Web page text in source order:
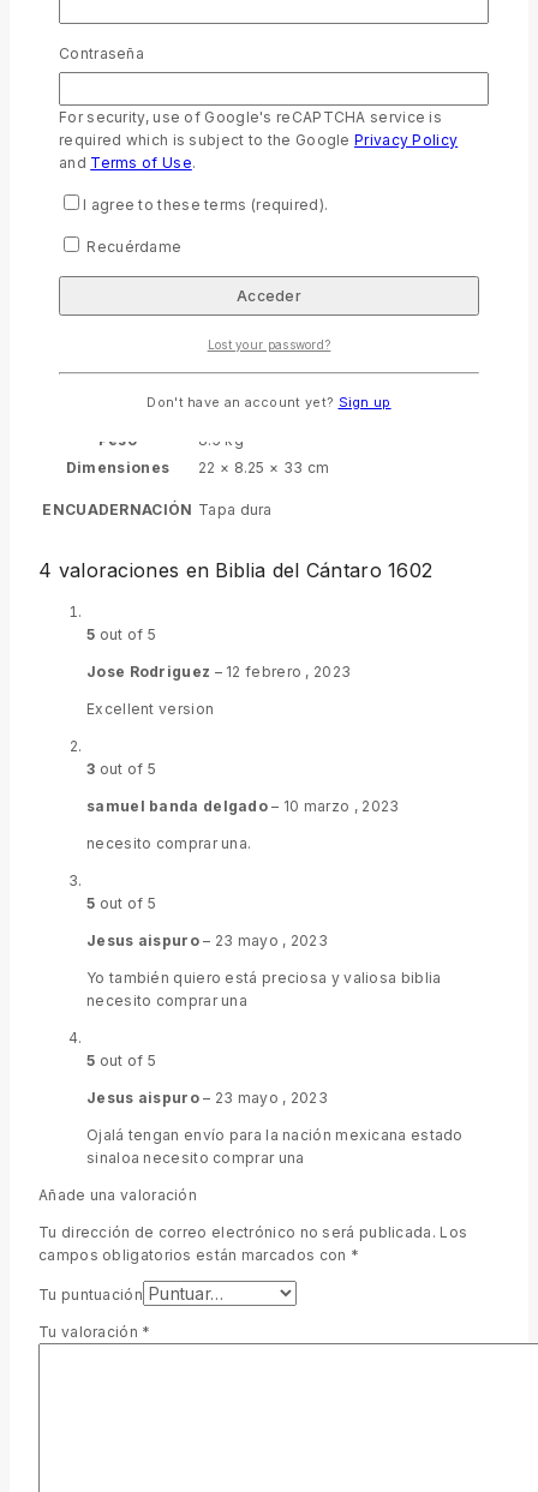
Dios sin importar su raza, credo, religión o ideología.
Valoramos a las iglesias como agentes principales de
la misión de Dios en el mundo.
Valoramos los recursos que ayudan a las personas
a interactuar con la Palabra de Dios.
Valoramos todos los diferentes medios que nos
permiten distribuir la Biblia.
Valoramos la asequibilidad de las Escrituras para todos.
servirse entre sí, sirviendo juntos a las iglesias con el
responsabilidad mutua y el uso responsable de los
recursos dados por Dios.
Valoramos la integridad en lo público y privado.
Peso
8.5 kg
Dimensiones
22 × 8.25 × 33 cm
ENCUADERNACIÓN Tapa dura
4 valoraciones en Biblia del Cántaro 1602
5 out of 5
Jose Rodriguez – 12 febrero , 2023
Excellent version
3 out of 5
samuel banda delgado– 10 marzo , 2023
necesito comprar una.
5 out of 5
Jesus aispuro– 23 mayo , 2023
Yo también quiero está preciosa y valiosa biblia
necesito comprar una
5 out of 5
Jesus aispuro– 23 mayo , 2023
Ojalá tengan envío para la nación mexicana estado
sinaloa necesito comprar una
Añade una valoración
Tu dirección de correo electrónico no será publicada. Los
campos obligatorios están marcados con *
Tu puntuación
Tu valoración *
Contraseña
For security, use of Google's reCAPTCHA service is
required which is subject to the GooglePrivacy Policy
and Terms of Use.
I agree to these terms (required).
Recuérdame
Lost your password?
Don't have an account yet? Sign up